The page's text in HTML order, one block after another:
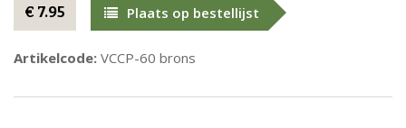
€ 7.95 Plaats op bestellijst
Artikelcode: VCCP-60 brons